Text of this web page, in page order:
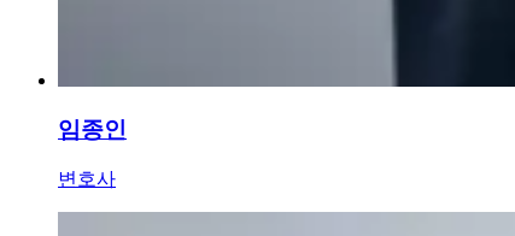
임종인
변호사